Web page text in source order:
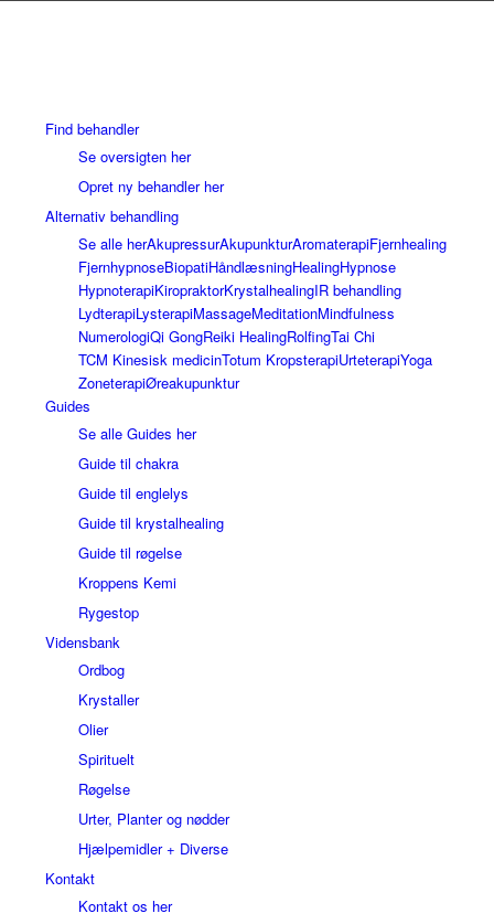
Find behandler
Se oversigten her
Opret ny behandler her
Alternativ behandling
Se alle herAkupressurAkupunkturAromaterapiFjernhealing
FjernhypnoseBiopatiHåndlæsningHealingHypnose
HypnoterapiKiropraktorKrystalhealingIR behandling
LydterapiLysterapiMassageMeditationMindfulness
NumerologiQi GongReiki HealingRolfingTai Chi
TCM Kinesisk medicinTotum KropsterapiUrteterapiYoga
ZoneterapiØreakupunktur
Guides
Se alle Guides her
Guide til chakra
Guide til englelys
Guide til krystalhealing
Guide til røgelse
Kroppens Kemi
Rygestop
Vidensbank
Ordbog
Krystaller
Olier
Spirituelt
Røgelse
Urter, Planter og nødder
Hjælpemidler + Diverse
Kontakt
Kontakt os her